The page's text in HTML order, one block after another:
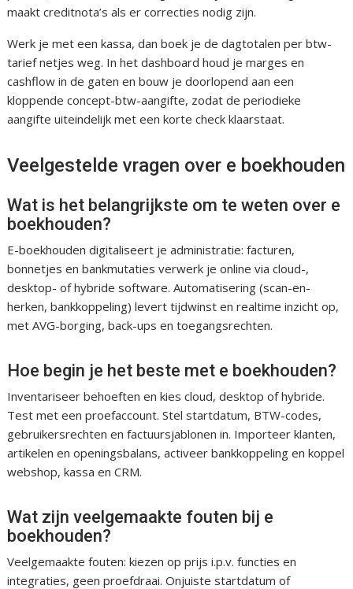
maakt creditnota’s als er correcties nodig zijn.
Werk je met een kassa, dan boek je de dagtotalen per btw-
tarief netjes weg. In het dashboard houd je marges en
cashflow in de gaten en bouw je doorlopend aan een
kloppende concept-btw-aangifte, zodat de periodieke
aangifte uiteindelijk met een korte check klaarstaat.
Veelgestelde vragen over e boekhouden
Wat is het belangrijkste om te weten over e
boekhouden?
E-boekhouden digitaliseert je administratie: facturen,
bonnetjes en bankmutaties verwerk je online via cloud-,
desktop- of hybride software. Automatisering (scan-en-
herken, bankkoppeling) levert tijdwinst en realtime inzicht op,
met AVG-borging, back-ups en toegangsrechten.
Hoe begin je het beste met e boekhouden?
Inventariseer behoeften en kies cloud, desktop of hybride.
Test met een proefaccount. Stel startdatum, BTW-codes,
gebruikersrechten en factuursjablonen in. Importeer klanten,
artikelen en openingsbalans, activeer bankkoppeling en koppel
webshop, kassa en CRM.
Wat zijn veelgemaakte fouten bij e
boekhouden?
Veelgemaakte fouten: kiezen op prijs i.p.v. functies en
integraties, geen proefdraai. Onjuiste startdatum of